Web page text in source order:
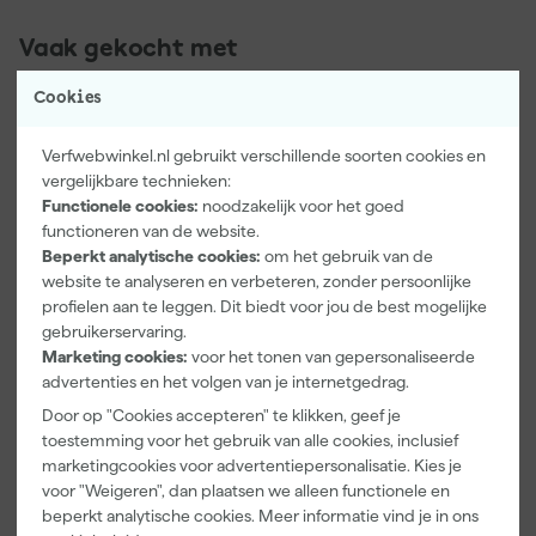
Cookies
Verfwebwinkel.nl gebruikt verschillende soorten cookies en
vergelijkbare technieken:
Functionele cookies: noodzakelijk voor het goed
functioneren van de website.
Beperkt analytische cookies: om het gebruik van de
website te analyseren en verbeteren, zonder persoonlijke
profielen aan te leggen. Dit biedt voor jou de best mogelijke
gebruikerservaring.
Marketing cookies: voor het tonen van gepersonaliseerde
advertenties en het volgen van je internetgedrag.
Door op "Cookies accepteren" te klikken, geef je
toestemming voor het gebruik van alle cookies, inclusief
marketingcookies voor advertentiepersonalisatie. Kies je
voor "Weigeren", dan plaatsen we alleen functionele en
beperkt analytische cookies. Meer informatie vind je in ons
Vaak gekocht met
Paintura
Lucamax
Washi tape -
50mx24mm
Maandag
bezorgd
Adviesprijs 6,00
Economy S
Verfbak -
10cm Roller -
15 x 32 cm + 5
inzetbakken
Maandag
bezorgd
Muurverfset
MICMEX set
6-delig
Maandag
bezorgd
Adviesprijs 31,89